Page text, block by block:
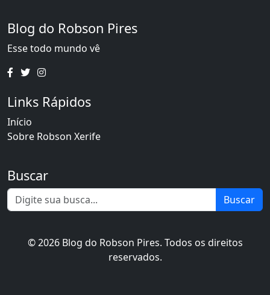
Blog do Robson Pires
Esse todo mundo vê
Links Rápidos
Início
Sobre Robson Xerife
Buscar
Buscar
© 2026 Blog do Robson Pires. Todos os direitos
reservados.